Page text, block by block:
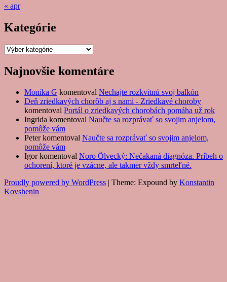
« apr
Kategórie
Kategórie
Najnovšie komentáre
Monika G komentoval Nechajte rozkvitnú svoj balkón
Deň zriedkavých chorôb aj s nami - Zriedkavé choroby
komentoval Portál o zriedkavých chorobách pomáha už rok
Ingrida komentoval Naučte sa rozprávať so svojim anjelom,
pomôže vám
Peterkomentoval Naučte sa rozprávať so svojim anjelom,
pomôže vám
Igorkomentoval Noro Ölvecký: Nečakaná diagnóza. Príbeh o
ochorení, ktoré je vzácne, ale takmer vždy smrteľné.
Proudly powered by WordPress | Theme: Expound by Konstantin
Kovshenin